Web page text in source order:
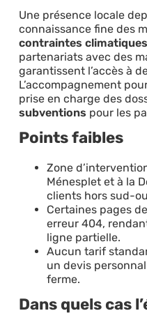
Une présence locale
connaissance fine des
contraintes
partenariats avec des
garantissent l’accès à
L’accompagnement
prise en charge des
subventions pour les
Points faibles
Zone
Ménesplet et à la
clients hors sud-
Certaines pages
erreur 404,
ligne partielle.
Aucun tarif
un devis
ferme.
Dans quels cas